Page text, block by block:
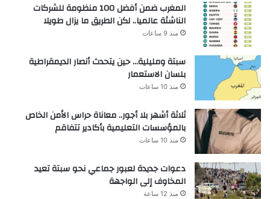
المغرب ضمن أفضل 100 منظومة للشركات
الناشئة عالميا.. لكن الطريق ما يزال طويلا
منذ 9 ساعات
سبتة ومليلية… حين يتحدث أنصار الديمقراطية
بلسان الاستعمار
منذ 10 ساعات
ثلاثة أشهر بلا أجور.. معاناة حراس الأمن الخاص
بالمؤسسات التعليمية بأكادير تتفاقم
منذ 10 ساعات
دعوات جديدة لعبور جماعي نحو سبتة تعيد
المخاوف إلى الواجهة
منذ 12 ساعة